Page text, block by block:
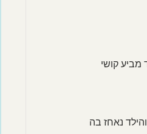
מביע קושי
נאחז בה